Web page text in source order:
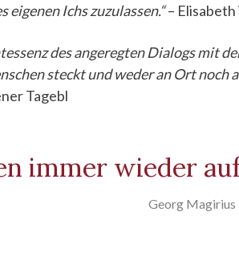
eigenen Ichs zuzulassen.“–
des angeregten Dialogs mit
steckt und weder an Ort noch
Tagebl
immer wieder
Georg Magirius